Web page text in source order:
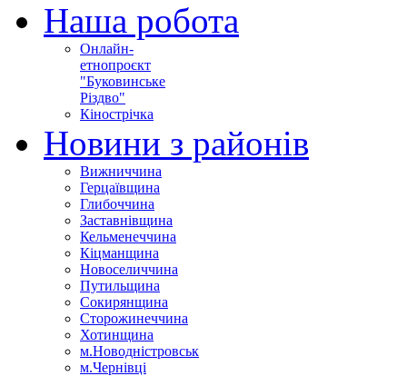
Наша робота
Онлайн-
етнопроєкт
"Буковинське
Різдво"
Кінострічка
Новини з районів
Вижниччина
Герцаївщина
Глибоччина
Заставнівщина
Кельменеччина
Кіцманщина
Новоселиччина
Путильщина
Сокирянщина
Сторожинеччина
Хотинщина
м.Новодністровськ
м.Чернівці